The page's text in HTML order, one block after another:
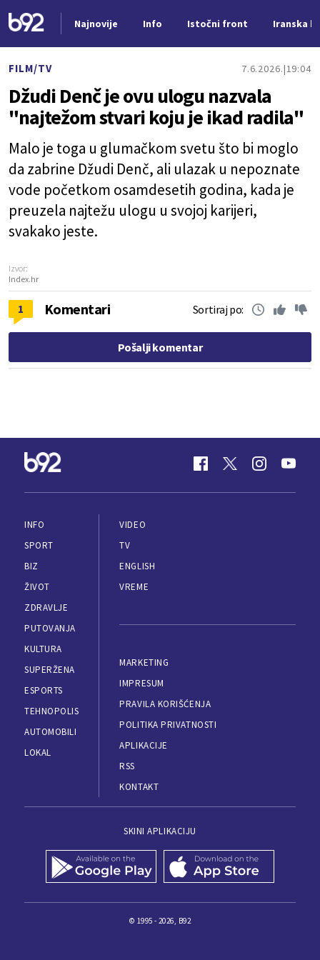
Najnovije Info Istočni front Iranska
FILM/TV 7.6.2026. 19:04
Džudi Denč je ovu ulogu nazvala
"najtežom stvari koju je ikad radila"
Malo je toga u glumačkom svetu što bi moglo
da zabrine Džudi Denč, ali ulazak u nepoznate
vode početkom osamdesetih godina, kada je
preuzela najtežu ulogu u svojoj karijeri,
svakako jeste.
Izvor:
Index.hr
1 Komentari Sortiraj po:
Pošalji komentar
INFO
SPORT
BIZ
ŽIVOT
ZDRAVLJE
PUTOVANJA
KULTURA
SUPERŽENA
ESPORTS
TEHNOPOLIS
AUTOMOBILI
LOKAL
VIDEO
TV
ENGLISH
VREME
MARKETING
IMPRESUM
PRAVILA KORIŠĆENJA
POLITIKA PRIVATNOSTI
APLIKACIJE
RSS
KONTAKT
SKINI APLIKACIJU
© 1995 - 2026, B92